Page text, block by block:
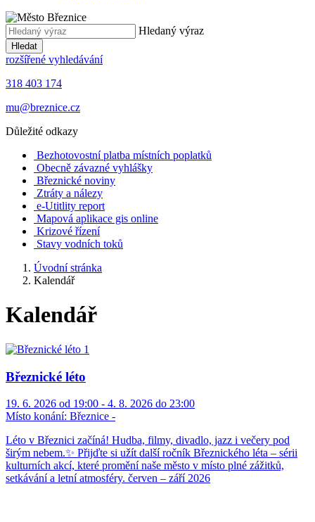
Hledaný výraz
Hledat
rozšířené vyhledávání
318 403 174
mu@breznice.cz
Důležité odkazy
Bezhotovostní platba místních poplatků
Obecně závazné vyhlášky
Březnické noviny
Ztráty a nálezy
e-Utitlity report
Mapová aplikace gis online
Krizové řízení
Stavy vodních toků
Úvodní stránka
Kalendář
Kalendář
Březnické léto
19. 6. 2026 od 19:00 - 4. 8. 2026 do 23:00
Místo konání: Březnice -
Léto v Březnici začíná! Hudba, filmy, divadlo, jazz i večery pod
širým nebem.✨ Přijďte si užít další ročník Březnického léta – sérii
kulturních akcí, které promění naše město v místo plné zážitků,
setkávání a letní atmosféry. červen – září 2026